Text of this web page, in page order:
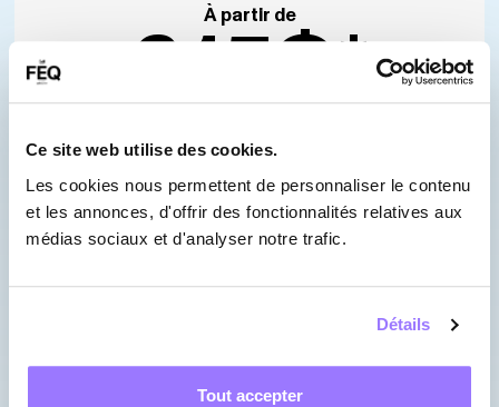
Ce site web utilise des cookies.
Les cookies nous permettent de personnaliser le contenu
et les annonces, d'offrir des fonctionnalités relatives aux
médias sociaux et d'analyser notre trafic.
Détails
Tout accepter
À partir de
615$*
Pour la meilleure expérience sonore à la
Scène Bell. Votre place est garantie et
les quantités sont très limitées.
En savoir plus